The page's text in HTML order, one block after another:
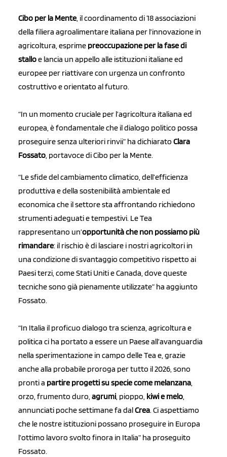
Cibo per la Mente, il coordinamento di 18 associazioni
della filiera agroalimentare italiana per l’innovazione in
agricoltura, esprime preoccupazione per la fase di
stalloe lancia un appello alle istituzioni italiane ed
europee per riattivare con urgenza un confronto
costruttivo e orientato al futuro.
“In un momento cruciale per l’agricoltura italiana ed
europea, è fondamentale che il dialogo politico possa
proseguire senza ulteriori rinvii” ha dichiarato Clara
Fossato, portavoce di Cibo per la Mente.
“Le sfide del cambiamento climatico, dell’efficienza
produttiva e della sostenibilità ambientale ed
economica che il settore sta affrontando richiedono
strumenti adeguati e tempestivi. Le Tea
rappresentano un’opportunità che non possiamo più
rimandare: il rischio è di lasciare i nostri agricoltori in
una condizione di svantaggio competitivo rispetto ai
Paesi terzi, come Stati Uniti e Canada, dove queste
tecniche sono già pienamente utilizzate” ha aggiunto
Fossato.
“In Italia il proficuo dialogo tra scienza, agricoltura e
politica ci ha portato a essere un Paese all’avanguardia
nella sperimentazione in campo delle Tea e, grazie
anche alla probabile proroga per tutto il 2026, sono
pronti a partire progetti su specie come melanzana,
orzo, frumento duro, agrumi, pioppo, kiwi e melo,
annunciati poche settimane fa dalCrea. Ci aspettiamo
che le nostre istituzioni possano proseguire in Europa
l’ottimo lavoro svolto finora in Italia” ha proseguito
Fossato.